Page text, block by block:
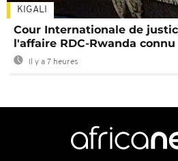
KIGALI
Cour Internationale de
l'affaire RDC-Rwanda connu
Il y a 7 heures